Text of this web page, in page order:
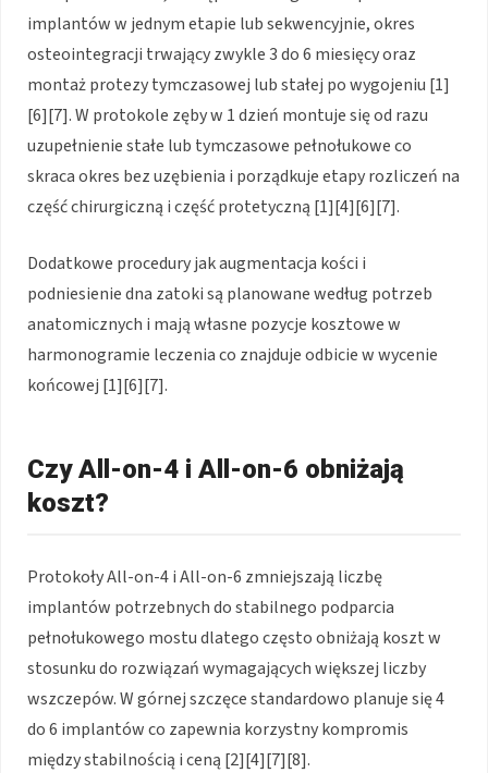
implantów w jednym etapie lub sekwencyjnie, okres
osteointegracji trwający zwykle 3 do 6 miesięcy oraz
montaż protezy tymczasowej lub stałej po wygojeniu [1]
[6][7]. W protokole zęby w 1 dzień montuje się od razu
uzupełnienie stałe lub tymczasowe pełnołukowe co
skraca okres bez uzębienia i porządkuje etapy rozliczeń na
część chirurgiczną i część protetyczną [1][4][6][7].
Dodatkowe procedury jak augmentacja kości i
podniesienie dna zatoki są planowane według potrzeb
anatomicznych i mają własne pozycje kosztowe w
harmonogramie leczenia co znajduje odbicie w wycenie
końcowej [1][6][7].
Czy All-on-4 i All-on-6 obniżają
koszt?
Protokoły All-on-4 i All-on-6 zmniejszają liczbę
implantów potrzebnych do stabilnego podparcia
pełnołukowego mostu dlatego często obniżają koszt w
stosunku do rozwiązań wymagających większej liczby
wszczepów. W górnej szczęce standardowo planuje się 4
do 6 implantów co zapewnia korzystny kompromis
między stabilnością i ceną [2][4][7][8].